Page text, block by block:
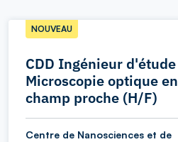
CDD Ingénieur d'étude
Microscopie optique en
champ proche (H/F)
NOUVEAU
Centre de Nanosciences et de